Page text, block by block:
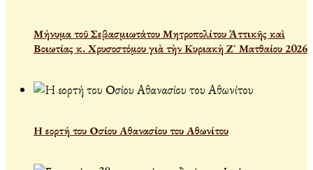
Μήνυμα τοῦ Σεβασμιωτάτου Μητροπολίτου Ἀττικῆς καὶ
Βοιωτίας κ. Χρυσοστόμου γιὰ τὴν Κυριακὴ Ζ΄ Ματθαίου 2026
Η εορτή του Οσίου Αθανασίου του Αθωνίτου